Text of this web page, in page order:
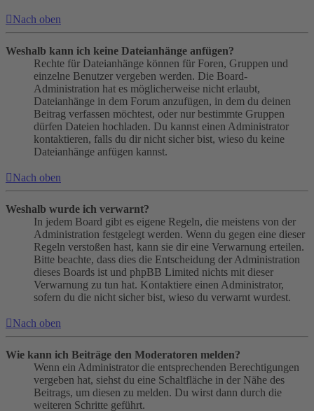
Nach oben
Weshalb kann ich keine Dateianhänge anfügen?
Rechte für Dateianhänge können für Foren, Gruppen und
einzelne Benutzer vergeben werden. Die Board-
Administration hat es möglicherweise nicht erlaubt,
Dateianhänge in dem Forum anzufügen, in dem du deinen
Beitrag verfassen möchtest, oder nur bestimmte Gruppen
dürfen Dateien hochladen. Du kannst einen Administrator
kontaktieren, falls du dir nicht sicher bist, wieso du keine
Dateianhänge anfügen kannst.
Nach oben
Weshalb wurde ich verwarnt?
In jedem Board gibt es eigene Regeln, die meistens von der
Administration festgelegt werden. Wenn du gegen eine dieser
Regeln verstoßen hast, kann sie dir eine Verwarnung erteilen.
Bitte beachte, dass dies die Entscheidung der Administration
dieses Boards ist und phpBB Limited nichts mit dieser
Verwarnung zu tun hat. Kontaktiere einen Administrator,
sofern du die nicht sicher bist, wieso du verwarnt wurdest.
Nach oben
Wie kann ich Beiträge den Moderatoren melden?
Wenn ein Administrator die entsprechenden Berechtigungen
vergeben hat, siehst du eine Schaltfläche in der Nähe des
Beitrags, um diesen zu melden. Du wirst dann durch die
weiteren Schritte geführt.